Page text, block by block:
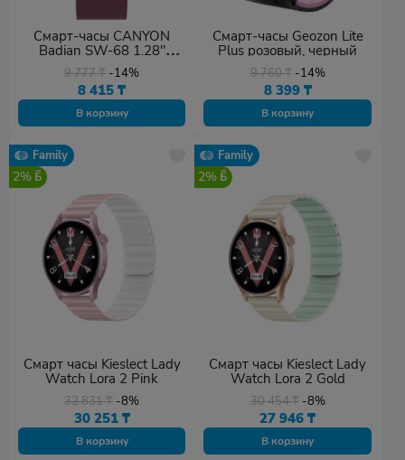
Смарт-часы CANYON
Badian SW-68 1.28''
golden zinc
9 777₸ -14%
8 415₸
В корзину
Смарт-часы Geozon Lite
Plus розовый, черный
9 760₸ -14%
8 399 ₸
В корзину
Family
2%
Смарт часы Kieslect Lady
Watch Lora 2 Pink
32 831₸ -8%
30 251 ₸
В корзину
Family
2%
Смарт часы Kieslect Lady
Watch Lora 2 Gold
30 454₸ -8%
27 946₸
В корзину